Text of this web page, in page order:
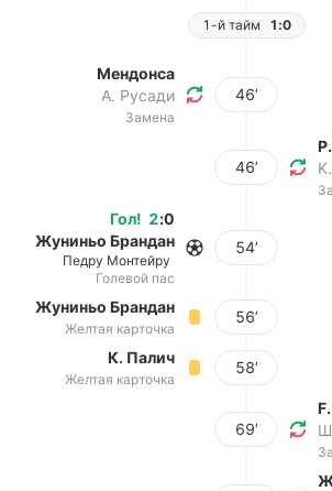
1-й тайм 1:0
Мендонса
А. Русади
Замена
46’
46’
Гол! 2:0
Жуниньо Брандан
Педру Монтейру
Голевой пас
54’
Жуниньо Брандан
Желтая карточка
56’
К. Палич
Желтая карточка
58’
69’